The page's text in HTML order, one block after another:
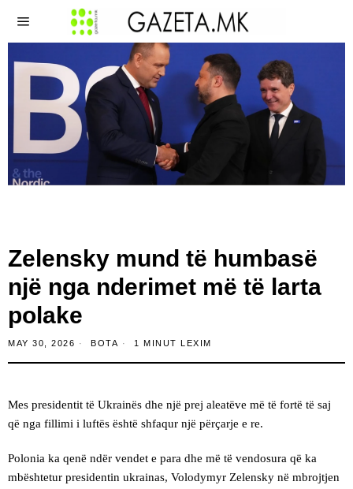
Zelensky mund të humbasë
një nga nderimet më të larta
polake
MAY 30, 2026 BOTA 1 MINUT LEXIM
Mes presidentit të Ukrainës dhe një prej aleatëve më të fortë të saj
që nga fillimi i luftës është shfaqur një përçarje e re.
Polonia ka qenë ndër vendet e para dhe më të vendosura që ka
mbështetur presidentin ukrainas, Volodymyr Zelensky në mbrojtjen